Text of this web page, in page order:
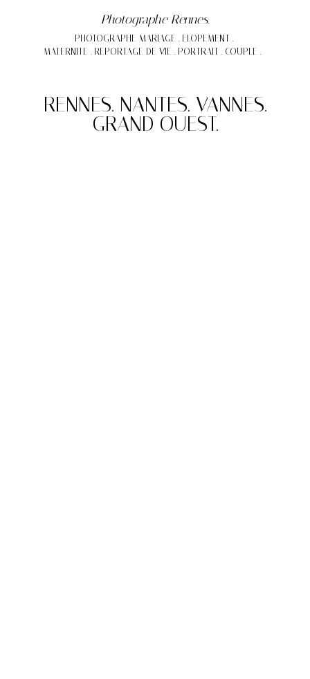
Photographe Rennes.
PHOTOGRAPHE MARIAGE . ELOPEMENT .
MATERNITE . REPORTAGE DE VIE . PORTRAIT . COUPLE .
RENNES. NANTES. VANNES.
GRAND OUEST.